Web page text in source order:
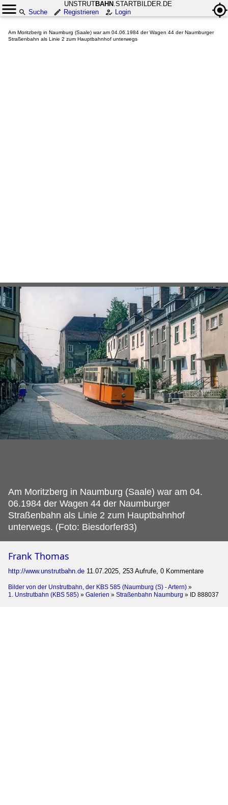
UNSTRUTBAHN .STARTBILDER.DE
Suche
Registrieren Login
Am Moritzberg in Naumburg (Saale) war am 04.06.1984 der Wagen 44 der Naumburger
Straßenbahn als Linie 2 zum Hauptbahnhof unterwegs
Am Moritzberg in Naumburg (Saale) war am 04.
06.1984 der Wagen 44 der Naumburger
Straßenbahn als Linie 2 zum Hauptbahnhof
unterwegs. (Foto: Biesdorfer83)
Frank Thomas
http://www.unstrutbahn.de 11.07.2025, 253 Aufrufe, 0 Kommentare
Bilder von der Unstrutbahn, der KBS 585 (Naumburg (S) - Artern) »
1. Unstrutbahn (KBS 585) » Galerien » Straßenbahn Naumburg » ID 888037